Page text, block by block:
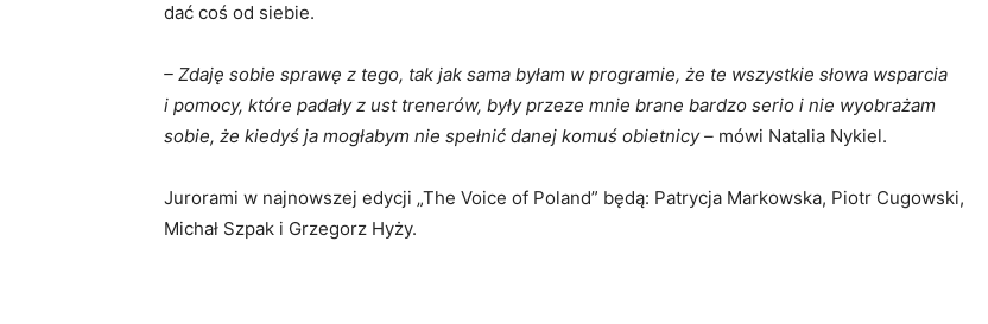
dać coś od siebie.
– Zdaję sobie sprawę z tego, tak jak sama byłam w programie, że te wszystkie słowa wsparcia
i pomocy, które padały z ust trenerów, były przeze mnie brane bardzo serio i nie wyobrażam
sobie, że kiedyś ja mogłabym nie spełnić danej komuś obietnicy – mówi Natalia Nykiel.
Jurorami w najnowszej edycji „The Voice of Poland” będą: Patrycja Markowska, Piotr Cugowski,
Michał Szpak i Grzegorz Hyży.